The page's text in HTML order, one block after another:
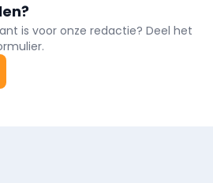
is voor onze redactie? Deel het